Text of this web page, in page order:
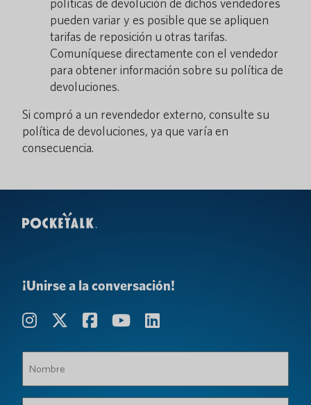
políticas de devolución de dichos vendedores
pueden variar y es posible que se apliquen
tarifas de reposición u otras tarifas.
Comuníquese directamente con el vendedor
para obtener información sobre su política de
devoluciones.
Si compró a un revendedor externo, consulte su
política de devoluciones, ya que varía en
consecuencia.
¡Unirse a la conversación!
(Requerido)